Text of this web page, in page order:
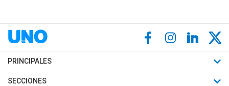
PRINCIPALES
Últimas Noticias
SECCIONES